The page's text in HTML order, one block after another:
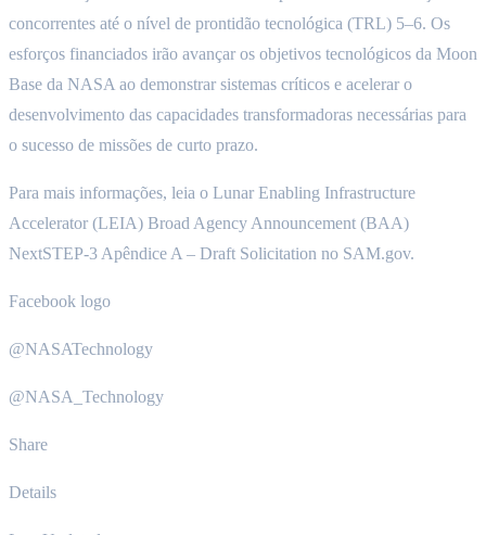
concorrentes até o nível de prontidão tecnológica (TRL) 5–6. Os
esforços financiados irão avançar os objetivos tecnológicos da Moon
Base da NASA ao demonstrar sistemas críticos e acelerar o
desenvolvimento das capacidades transformadoras necessárias para
o sucesso de missões de curto prazo.
Para mais informações, leia o Lunar Enabling Infrastructure
Accelerator (LEIA) Broad Agency Announcement (BAA)
NextSTEP-3 Apêndice A – Draft Solicitation no SAM.gov.
Facebook logo
@NASATechnology
@NASA_Technology
Share
Details